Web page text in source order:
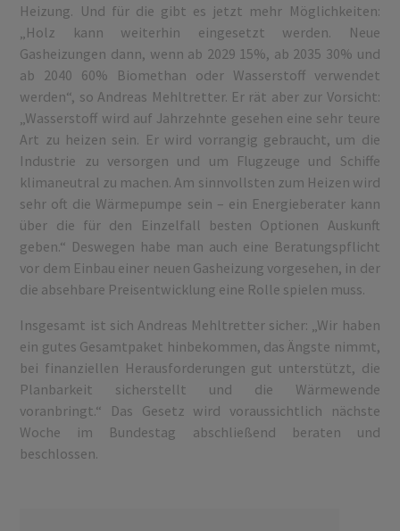
Heizung. Und für die gibt es jetzt mehr Möglichkeiten:
„Holz kann weiterhin eingesetzt werden. Neue
Gasheizungen dann, wenn ab 2029 15%, ab 2035 30% und
ab 2040 60% Biomethan oder Wasserstoff verwendet
werden“, so Andreas Mehltretter. Er rät aber zur Vorsicht:
„Wasserstoff wird auf Jahrzehnte gesehen eine sehr teure
Art zu heizen sein. Er wird vorrangig gebraucht, um die
Industrie zu versorgen und um Flugzeuge und Schiffe
klimaneutral zu machen. Am sinnvollsten zum Heizen wird
sehr oft die Wärmepumpe sein – ein Energieberater kann
über die für den Einzelfall besten Optionen Auskunft
geben.“ Deswegen habe man auch eine Beratungspflicht
vor dem Einbau einer neuen Gasheizung vorgesehen, in der
die absehbare Preisentwicklung eine Rolle spielen muss.
Insgesamt ist sich Andreas Mehltretter sicher: „Wir haben
ein gutes Gesamtpaket hinbekommen, das Ängste nimmt,
bei finanziellen Herausforderungen gut unterstützt, die
Planbarkeit sicherstellt und die Wärmewende
voranbringt.“ Das Gesetz wird voraussichtlich nächste
Woche im Bundestag abschließend beraten und
beschlossen.